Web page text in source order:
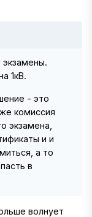
экзамены.
1кВ.
- это
комиссия
экзамена,
и и
а то
в
волнует